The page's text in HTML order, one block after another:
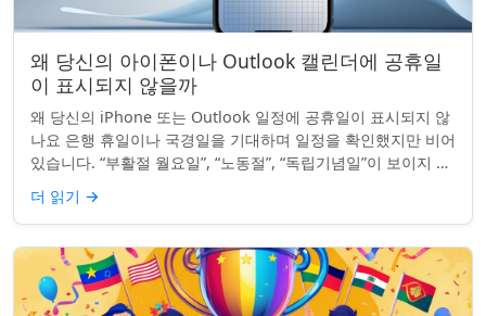
왜 당신의 아이폰이나 Outlook 캘린더에 공휴일
이 표시되지 않을까
왜 당신의 iPhone 또는 Outlook 일정에 공휴일이 표시되지 않
나요 은행 휴일이나 국경일을 기대하며 일정을 확인했지만 비어
있습니다. “부활절 월요일”, “노동절”, “독립기념일”이 보이지 않
네요. iPhon...
더 읽기 →